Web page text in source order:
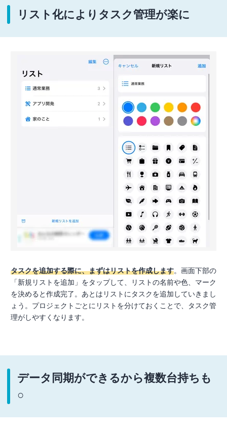
リスト化によりタスク管理が楽に
タスクを追加する際に、まずはリストを作成します。画面下部の
「新規リストを追加」をタップして、リストの名前や色、マーク
を決めると作成完了。あとはリストにタスクを追加していきまし
ょう。プロジェクトごとにリストを分けておくことで、タスク管
理がしやすくなります。
データ同期ができるから複数台持ちも
○